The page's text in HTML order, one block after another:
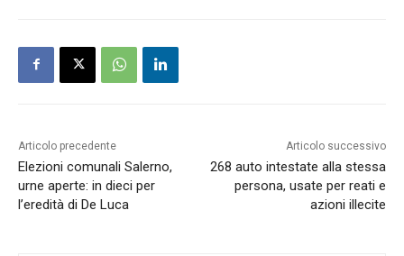
Articolo precedente
Elezioni comunali Salerno,
urne aperte: in dieci per
l’eredità di De Luca
Articolo successivo
268 auto intestate alla stessa
persona, usate per reati e
azioni illecite